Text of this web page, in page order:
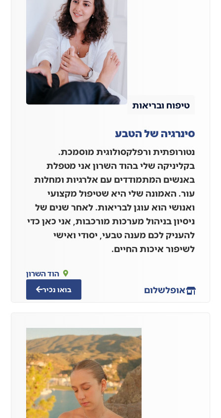
טיפוח ובריאות
סינרגיה של הטבע
נטורופתית ורפלקסולוגית מוסמכת.
בקליניקה שלי בהוד השרון אני מטפלת
באנשים המתמודדים עם אלרגיות ומחלות
עור. האמונה שלי היא שטיפול מקצועי
ואנושי הוא עוגן לבריאות. לאחר שנים של
ניסיון בניהול מערכות מורכבות, אני כאן כדי
להעניק לכם מענה טבעי, יסודי ואישי
לשיפור איכות החיים.
אופלשלום
הוד השרון
בואו נכיר